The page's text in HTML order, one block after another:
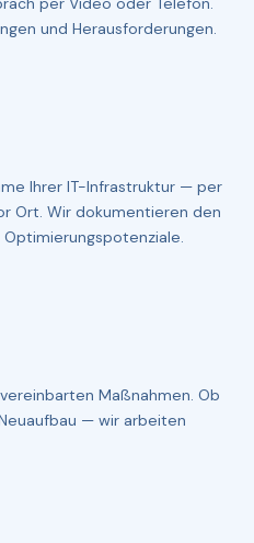
und Herausforderungen.
Ihrer IT-Infrastruktur — per
Ort. Wir dokumentieren den
Maßnahmen. Ob
— wir arbeiten